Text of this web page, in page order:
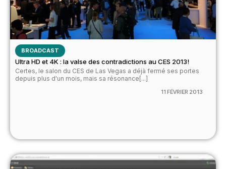
BROADCAST
Ultra HD et 4K : la valse des contradictions au CES 2013!
Certes, le salon du CES de Las Vegas a déjà fermé ses portes
depuis plus d'un mois, mais sa résonance[...]
11 FÉVRIER 2013